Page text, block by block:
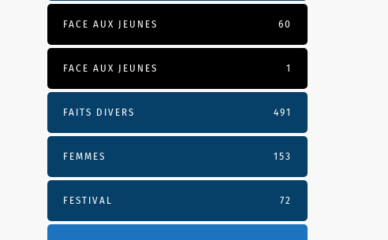
FACE AUX JEUNES 60
FACE AUX JEUNES 1
FAITS DIVERS 491
FEMMES 153
FESTIVAL 72